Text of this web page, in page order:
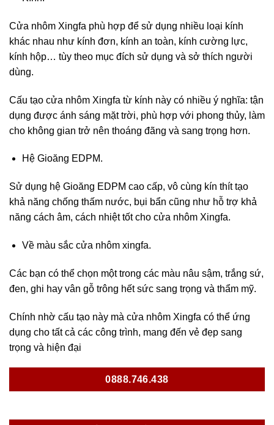
Cửa nhôm Xingfa phù hợp để sử dụng nhiều loại kính
khác nhau như kính đơn, kính an toàn, kính cường lực,
kính hộp… tùy theo mục đích sử dụng và sở thích người
dùng.
Cấu tạo cửa nhôm Xingfa từ kính này có nhiều ý nghĩa: tận
dụng được ánh sáng mặt trời, phù hợp với phong thủy, làm
cho không gian trở nên thoáng đãng và sang trọng hơn.
Hệ Gioăng EDPM.
Sử dụng hệ Gioăng EDPM cao cấp, vô cùng kín thít tạo
khả năng chống thấm nước, bụi bẩn cũng như hỗ trợ khả
năng cách âm, cách nhiệt tốt cho cửa nhôm Xingfa.
Về màu sắc cửa nhôm xingfa.
Các bạn có thể chọn một trong các màu nâu sậm, trắng sứ,
đen, ghi hay vân gỗ trông hết sức sang trọng và thẩm mỹ.
Chính nhờ cấu tạo này mà cửa nhôm Xingfa có thể ứng
dụng cho tất cả các công trình, mang đến vẻ đẹp sang
trọng và hiện đại
0888.746.438